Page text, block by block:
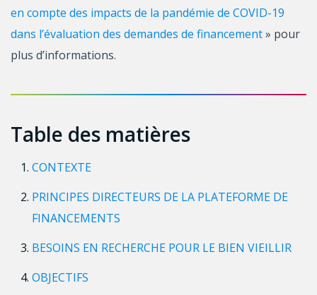
en compte des impacts de la pandémie de COVID-19
dans l’évaluation des demandes de financement» pour
plus d’informations.
Table des matières
CONTEXTE
PRINCIPES DIRECTEURS DE LA PLATEFORME DE
FINANCEMENTS
BESOINS EN RECHERCHE POUR LE BIEN VIEILLIR
OBJECTIFS